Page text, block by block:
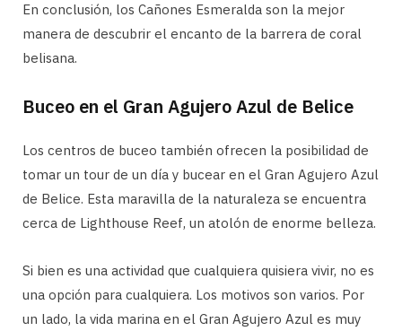
En conclusión, los Cañones Esmeralda son la mejor
manera de descubrir el encanto de la barrera de coral
belisana.
Buceo en el Gran Agujero Azul de Belice
Los centros de buceo también ofrecen la posibilidad de
tomar un tour de un día y bucear en el Gran Agujero Azul
de Belice. Esta maravilla de la naturaleza se encuentra
cerca de Lighthouse Reef, un atolón de enorme belleza.
Si bien es una actividad que cualquiera quisiera vivir, no es
una opción para cualquiera. Los motivos son varios. Por
un lado, la vida marina en el Gran Agujero Azul es muy